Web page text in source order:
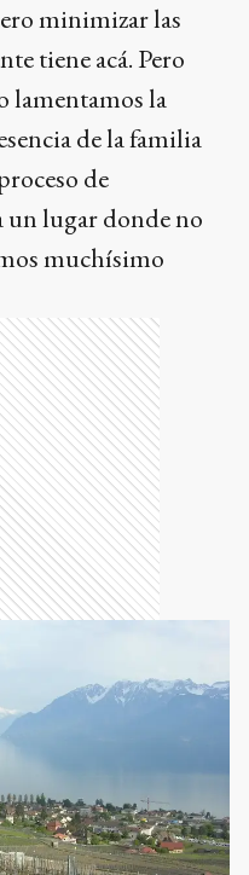
minimizar las
tiene acá. Pero
lamentamos la
de la familia
de
un lugar donde no
muchísimo